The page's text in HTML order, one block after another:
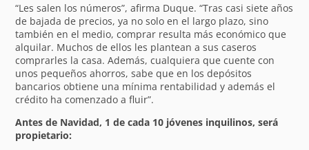
“Les salen los números”, afirma Duque. “Tras casi siete años
de bajada de precios, ya no solo en el largo plazo, sino
también en el medio, comprar resulta más económico que
alquilar. Muchos de ellos les plantean a sus caseros
comprarles la casa. Además, cualquiera que cuente con
unos pequeños ahorros, sabe que en los depósitos
bancarios obtiene una mínima rentabilidad y además el
crédito ha comenzado a fluir”.
Antes de Navidad, 1 de cada 10 jóvenes inquilinos, será
propietario: